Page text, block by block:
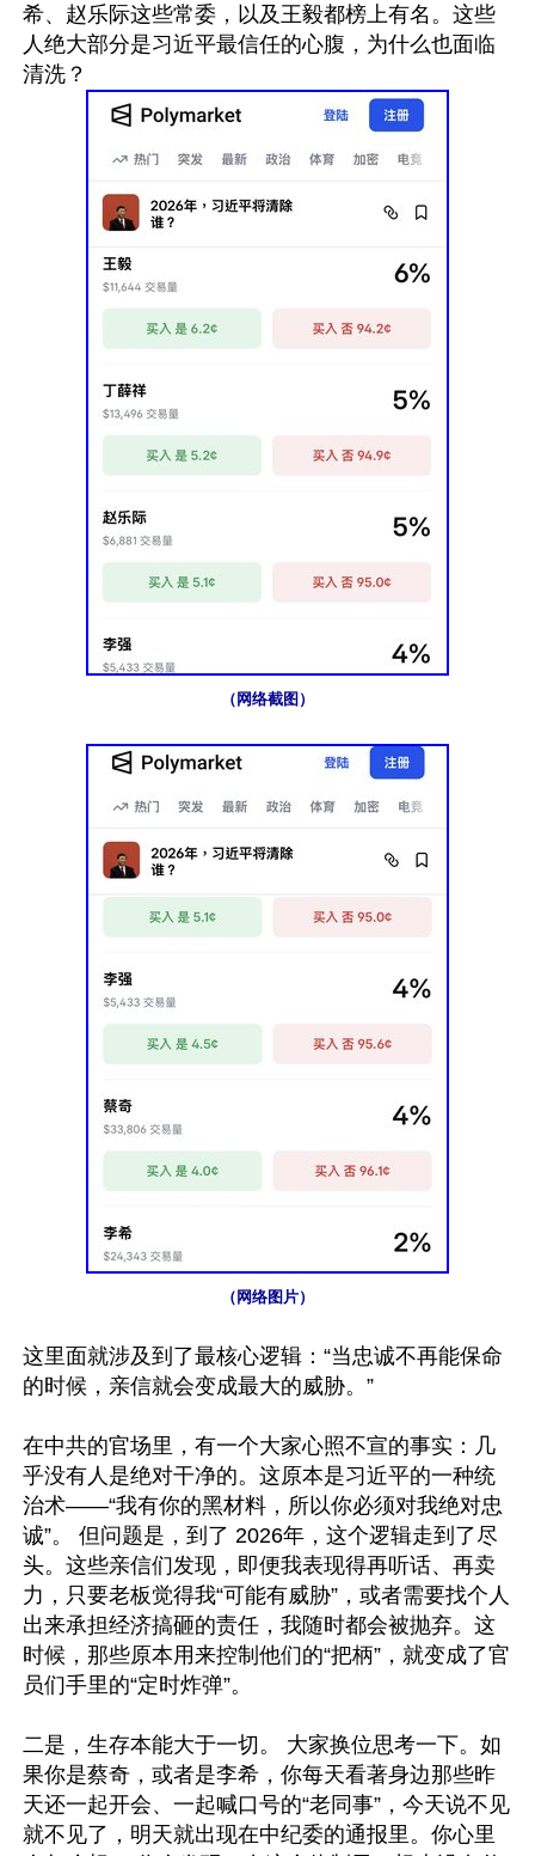
希、赵乐际这些常委，以及王毅都榜上有名。这些
人绝大部分是习近平最信任的心腹，为什么也面临
（网络截图）
（网络图片）
这里面就涉及到了最核心逻辑：“当忠诚不再能保命
的时候，亲信就会变成最大的威胁。”
在中共的官场里，有一个大家心照不宣的事实：几
乎没有人是绝对干净的。这原本是习近平的一种统
治术——“我有你的黑材料，所以你必须对我绝对忠
诚”。 但问题是，到了 2026年，这个逻辑走到了尽
头。这些亲信们发现，即便我表现得再听话、再卖
力，只要老板觉得我“可能有威胁”，或者需要找个人
出来承担经济搞砸的责任，我随时都会被抛弃。这
时候，那些原本用来控制他们的“把柄”，就变成了官
员们手里的“定时炸弹”。
二是，生存本能大于一切。 大家换位思考一下。如
果你是蔡奇，或者是李希，你每天看著身边那些昨
天还一起开会、一起喊口号的“老同事”，今天说不见
就不见了，明天就出现在中纪委的通报里。你心里